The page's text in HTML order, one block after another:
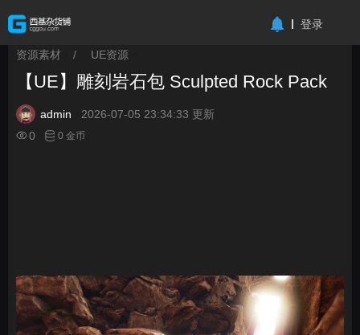
登录
资源素材 / UE资源
【UE】雕刻岩石包 Sculpted Rock Pack
admin
2026-07-05 23:34:33 更新
0
0 金币